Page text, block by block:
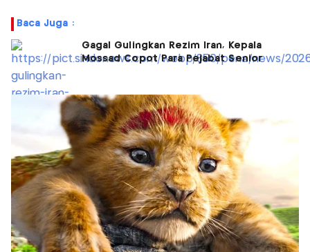
Baca Juga :
Gagal Gulingkan Rezim Iran, Kepala
Mossad Copot Para Pejabat Senior